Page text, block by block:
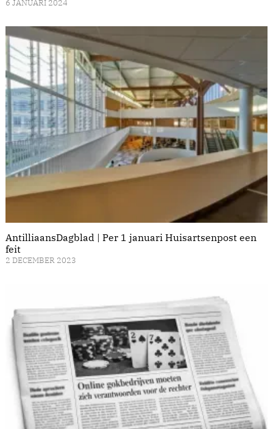
6 JANUARI 2024
AntilliaansDagblad | Per 1 januari Huisartsenpost een
feit
2 DECEMBER 2023